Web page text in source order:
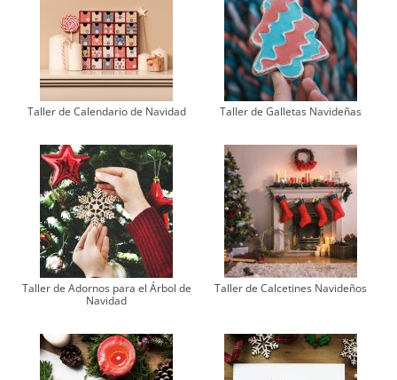
Taller de Calendario de Navidad Taller de Galletas Navideñas
Taller de Adornos para el Árbol de
Navidad
Taller de Calcetines Navideños